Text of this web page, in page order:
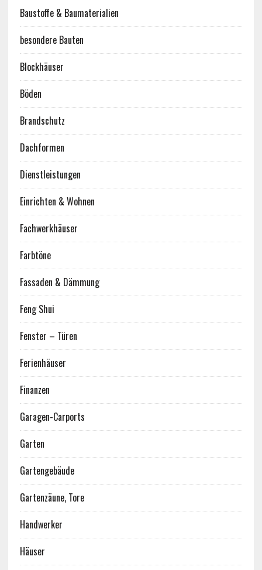
Baustoffe & Baumaterialien
besondere Bauten
Blockhäuser
Böden
Brandschutz
Dachformen
Dienstleistungen
Einrichten & Wohnen
Fachwerkhäuser
Farbtöne
Fassaden & Dämmung
Feng Shui
Fenster – Türen
Ferienhäuser
Finanzen
Garagen-Carports
Garten
Gartengebäude
Gartenzäune, Tore
Handwerker
Häuser